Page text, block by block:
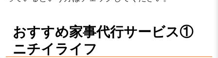
おすすめ家事代行サービス①
ニチイライフ